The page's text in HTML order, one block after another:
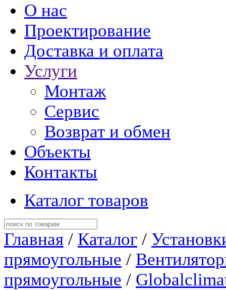
О нас
Проектирование
Доставка и оплата
Услуги
Монтаж
Сервис
Возврат и обмен
Объекты
Контакты
Каталог товаров
Главная / Каталог /
прямоугольные /
прямоугольные /